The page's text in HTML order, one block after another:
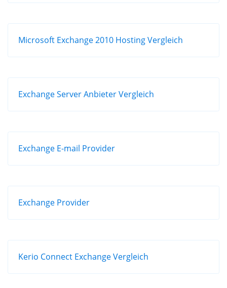
Microsoft Exchange 2010 Hosting Vergleich
Exchange Server Anbieter Vergleich
Exchange E-mail Provider
Exchange Provider
Kerio Connect Exchange Vergleich